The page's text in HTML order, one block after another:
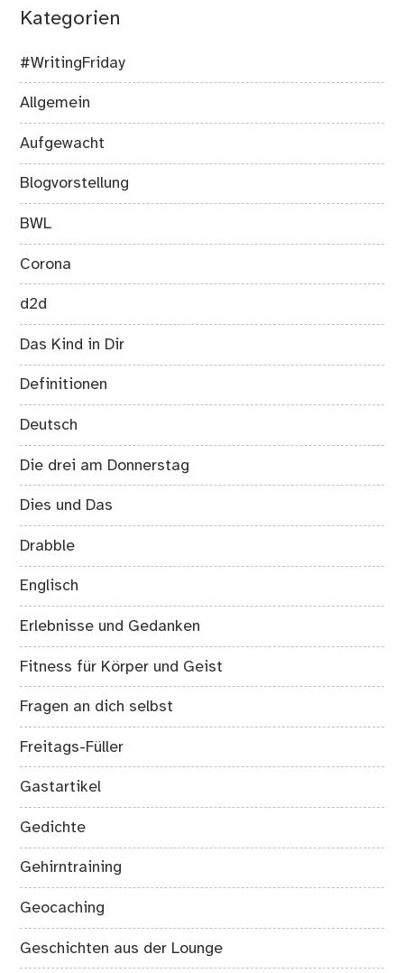
Kategorien
#WritingFriday
Allgemein
Aufgewacht
Blogvorstellung
BWL
Corona
d2d
Das Kind in Dir
Definitionen
Deutsch
Die drei am Donnerstag
Dies und Das
Drabble
Englisch
Erlebnisse und Gedanken
Fitness für Körper und Geist
Fragen an dich selbst
Freitags-Füller
Gastartikel
Gedichte
Gehirntraining
Geocaching
Geschichten aus der Lounge